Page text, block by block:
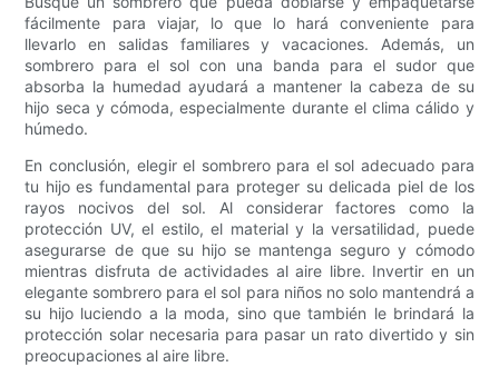
fácilmente para viajar, lo que lo hará conveniente para
llevarlo en salidas familiares y vacaciones. Además, un
sombrero para el sol con una banda para el sudor que
absorba la humedad ayudará a mantener la cabeza de su
hijo seca y cómoda, especialmente durante el clima cálido y
húmedo.
En conclusión, elegir el sombrero para el sol adecuado para
tu hijo es fundamental para proteger su delicada piel de los
rayos nocivos del sol. Al considerar factores como la
protección UV, el estilo, el material y la versatilidad, puede
asegurarse de que su hijo se mantenga seguro y cómodo
mientras disfruta de actividades al aire libre. Invertir en un
elegante sombrero para el sol para niños no solo mantendrá a
su hijo luciendo a la moda, sino que también le brindará la
protección solar necesaria para pasar un rato divertido y sin
preocupaciones al aire libre.